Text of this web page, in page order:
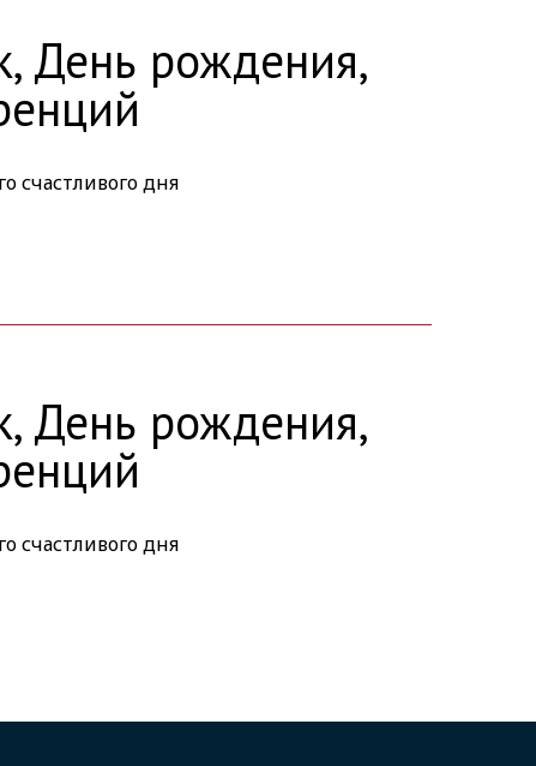
День рождения,
счастливого дня
День рождения,
счастливого дня